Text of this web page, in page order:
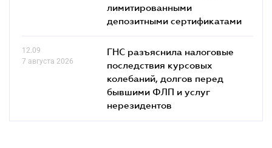
лимитированными
депозитными сертификатами
12.09
7 августа 2026
ГНС разъяснила налоговые
последствия курсовых
колебаний, долгов перед
бывшими ФЛП и услуг
нерезидентов